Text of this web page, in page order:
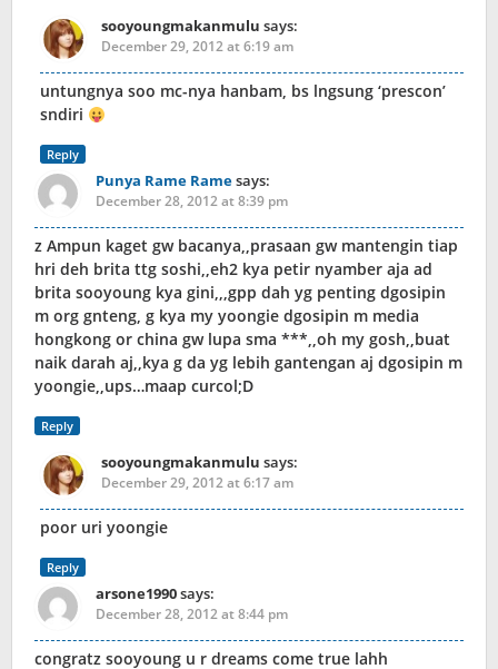
sooyoungmakanmulu says:
December 29, 2012 at 6:19 am
untungnya soo mc-nya hanbam, bs lngsung ‘prescon’
sndiri
Reply
Punya Rame Ramesays:
December 28, 2012 at 8:39 pm
z Ampun kaget gw bacanya,,prasaan gw mantengin tiap
hri deh brita ttg soshi,,eh2 kya petir nyamber aja ad
brita sooyoung kya gini,,,gpp dah yg penting dgosipin
m org gnteng, g kya my yoongie dgosipin m media
hongkong or china gw lupa sma ***,,oh my gosh,,buat
naik darah aj,,kya g da yg lebih gantengan aj dgosipin m
yoongie,,ups…maap curcol;D
Reply
sooyoungmakanmulu says:
December 29, 2012 at 6:17 am
poor uri yoongie
Reply
arsone1990says:
December 28, 2012 at 8:44 pm
congratz sooyoung u r dreams come true lahh